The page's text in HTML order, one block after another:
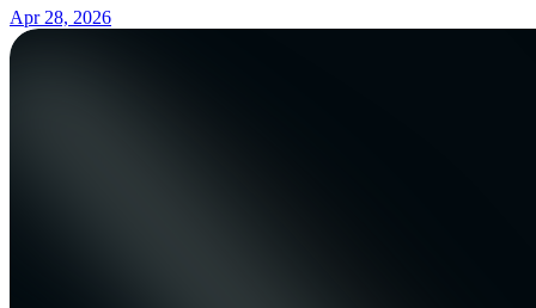
Apr 28, 2026